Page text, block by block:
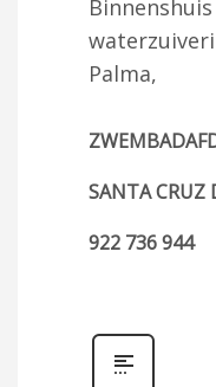
Binnenshuis
Palma,
SANTA CRUZ
922 736 944